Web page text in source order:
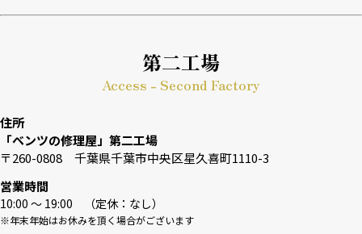
第二工場
Access - Second Factory
住所
「ベンツの修理屋」第二工場
〒260-0808 千葉県千葉市中央区星久喜町1110-3
営業時間
10:00 〜 19:00 （定休：なし）
※年末年始はお休みを頂く場合がございます